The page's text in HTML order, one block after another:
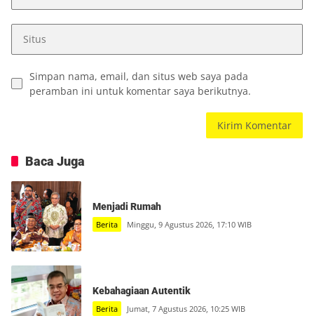
Simpan nama, email, dan situs web saya pada
peramban ini untuk komentar saya berikutnya.
Baca Juga
Menjadi Rumah
Berita Minggu, 9 Agustus 2026, 17:10 WIB
Kebahagiaan Autentik
Berita Jumat, 7 Agustus 2026, 10:25 WIB